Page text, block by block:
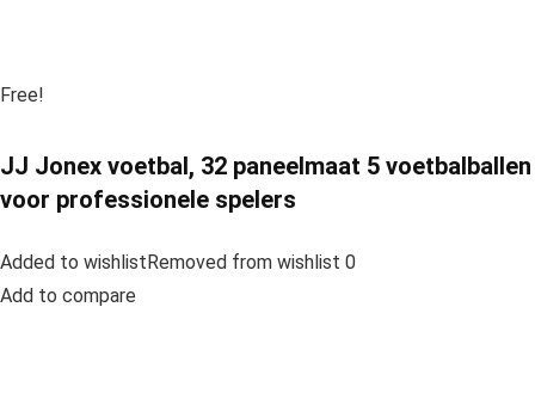
Free!
JJ Jonex voetbal, 32 paneelmaat 5 voetbalballen
voor professionele spelers
Added to wishlistRemoved from wishlist 0
Add to compare